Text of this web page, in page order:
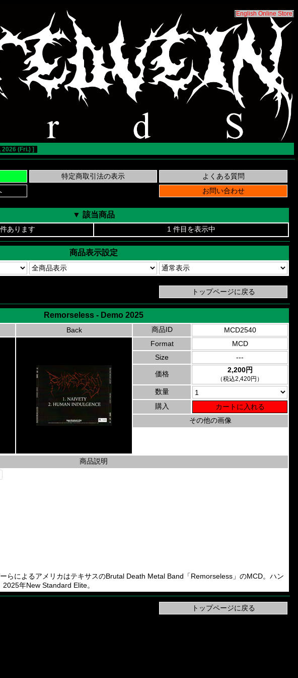
[English Online Store]
(Fri.) ]
▼ 該当商品
件あります 1 件目を表示中
商品表示設定
Remorseless - Demo 2025
Back 商品ID
MCD2540
Format
MCD
Size
---
価格 2,200円
（税込2,420円）
数量
購入
その他の画像
商品説明
らによるアメリカはテキサスのBrutal Death Metal Band「Remorseless」のMCD。ハン
年New Standard Elite。